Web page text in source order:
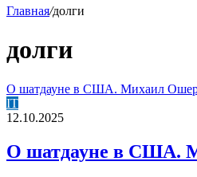
Главная/долги
долги
О шатдауне в США. Михаил
IT
12.10.2025
О шатдауне в США.